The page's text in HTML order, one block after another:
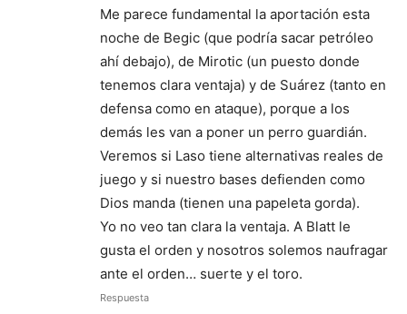
Me parece fundamental la aportación esta
noche de Begic (que podría sacar petróleo
ahí debajo), de Mirotic (un puesto donde
tenemos clara ventaja) y de Suárez (tanto en
defensa como en ataque), porque a los
demás les van a poner un perro guardián.
Veremos si Laso tiene alternativas reales de
juego y si nuestro bases defienden como
Dios manda (tienen una papeleta gorda).
Yo no veo tan clara la ventaja. A Blatt le
gusta el orden y nosotros solemos naufragar
ante el orden… suerte y el toro.
Respuesta